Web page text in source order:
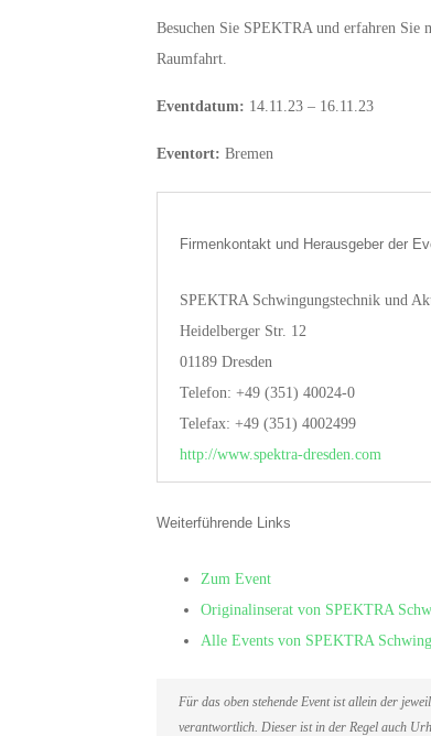
Besuchen Sie SPEKTRA und erfahren Sie
Raumfahrt.
Eventdatum: 14.11.23 – 16.11.23
Eventort: Bremen
Firmenkontakt und Herausgeber der
SPEKTRA Schwingungstechnik und
Heidelberger Str. 12
01189 Dresden
Telefon: +49 (351) 40024-0
Telefax: +49 (351) 4002499
http://www.spektra-dresden.com
Weiterführende Links
Zum Event
Originalinserat von SPEKTRA
Alle Events von SPEKTRA
Für das oben stehende Event ist allein der
verantwortlich. Dieser ist in der Regel auch